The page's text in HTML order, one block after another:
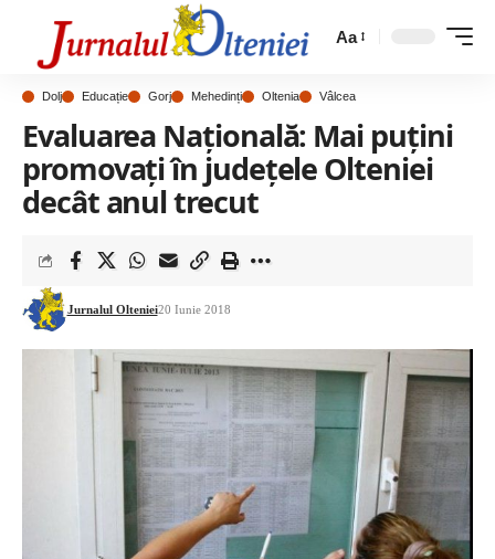
Aa
Dolj Educație Gorj Mehedinți Oltenia Vâlcea
Evaluarea Națională: Mai puțini
promovați în județele Olteniei
decât anul trecut
Jurnalul Olteniei20 Iunie 2018